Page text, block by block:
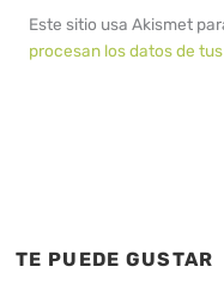
Este sitio usa Akismet
procesan los datos de
TE PUEDE GUSTAR